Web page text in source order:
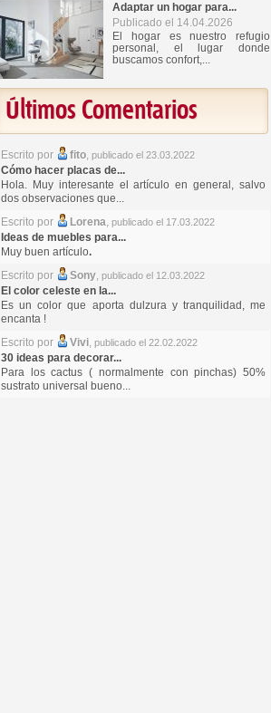
Adaptar un hogar para...
Publicado el 14.04.2026
El hogar es nuestro refugio
personal, el lugar donde
buscamos confort,...
Últimos Comentarios
Escrito por fito, publicado el 23.03.2022
Cómo hacer placas de...
Hola. Muy interesante el artículo en general, salvo
dos observaciones que...
Escrito por
Lorena, publicado el 17.03.2022
Ideas de muebles para...
Muy buen artículo.
Escrito por
Sony, publicado el 12.03.2022
El color celeste en la...
Es un color que aporta dulzura y tranquilidad, me
encanta !
Escrito por
Vivi, publicado el 22.02.2022
30 ideas para decorar...
Para los cactus ( normalmente con pinchas) 50%
sustrato universal bueno...